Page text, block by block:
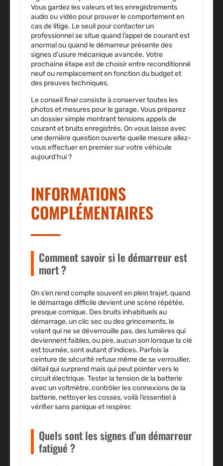
Vous gardez les valeurs et les enregistrements
audio ou vidéo pour prouver le comportement en
cas de litige. Le seuil pour contacter un
professionnel se situe quand l’appel de courant est
anormal ou quand le démarreur présente des
signes d’usure mécanique avancée. Votre
prochaine étape est de choisir entre reconditionné
neuf ou remplacement en fonction du budget et
des preuves techniques.
Le conseil final consiste à conserver toutes les
photos et mesures pour le garage. Vous préparez
un dossier simple montrant tensions appels de
courant et bruits enregistrés. On vous laisse avec
une dernière question ouverte quelle mesure allez-
vous effectuer en premier sur votre véhicule
aujourd’hui ?
INFORMATIONS
COMPLÉMENTAIRES
Comment savoir si le démarreur est
mort ?
On s’en rend compte souvent en plein trajet, quand
le démarrage difficile devient une scène répétée,
presque comique. Des bruits inhabituels au
démarrage, un clic sec ou des grincements, le
volant qui ne se déverrouille pas, des lumières qui
deviennent faibles, ou pire, aucun son lorsque la clé
est tournée, sont autant d’indices. Parfois la
ceinture de sécurité refuse même de se verrouiller,
détail qui surprend mais qui peut pointer vers le
circuit électrique. Tester la tension de la batterie
avec un voltmètre, contrôler les connexions de la
batterie, nettoyer les cosses, voilà l’essentiel à
vérifier sans panique et respirer.
Quels sont les signes d’un démarreur
fatigué ?